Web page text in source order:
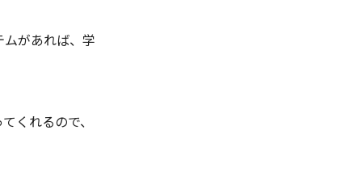
があれば、学
くれるので、